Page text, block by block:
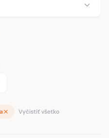
Vyčistiť všetko